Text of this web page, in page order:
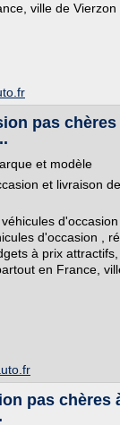
ville de Vierzon
pas chères
et modèle
et livraison
d'occasion
d'occasion ,
à prix
en France,
pas chères